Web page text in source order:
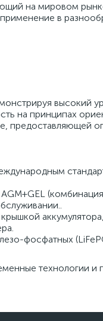
на мировом
в
высокий
на принципах
предоставляющей
фосфатных
технологии